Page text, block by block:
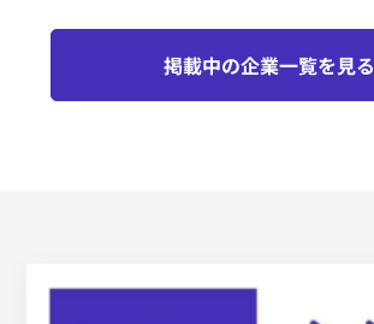
掲載中の企業一覧を見る